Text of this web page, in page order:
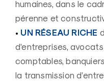
humaines, dans le
pérenne et
• UN RÉSEAU RICHE
d’entreprises,
comptables,
la transmission